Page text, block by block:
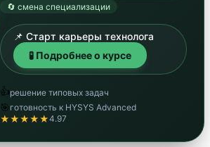
🔄 смена специализации
📌 Старт карьеры технолога
🧪 Подробнее о курсе
👍решение типовых задач
🎯 готовность к HYSYS Advanced
★★★★★4.97